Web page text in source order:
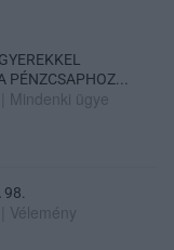
PÉNZCSAPHOZ...
Mindenki ügye
Vélemény